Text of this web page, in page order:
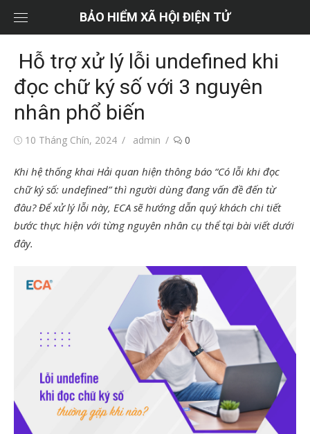
dung
BẢO HIỂM XÃ HỘI ĐIỆN TỬ
Hỗ trợ xử lý lỗi undefined khi
đọc chữ ký số với 3 nguyên
nhân phổ biến
Đăng10 Tháng Chín, 2024
Tác
admin 0
Khi hệ thống khai Hải quan hiện thông báo “Có lỗi khi đọc
chữ ký số: undefined” thì người dùng đang vấn đề đến từ
đâu? Để xử lý lỗi này, ECA sẽ hướng dẫn quý khách chi tiết
bước thực hiện với từng nguyên nhân cụ thể tại bài viết dưới
đây.